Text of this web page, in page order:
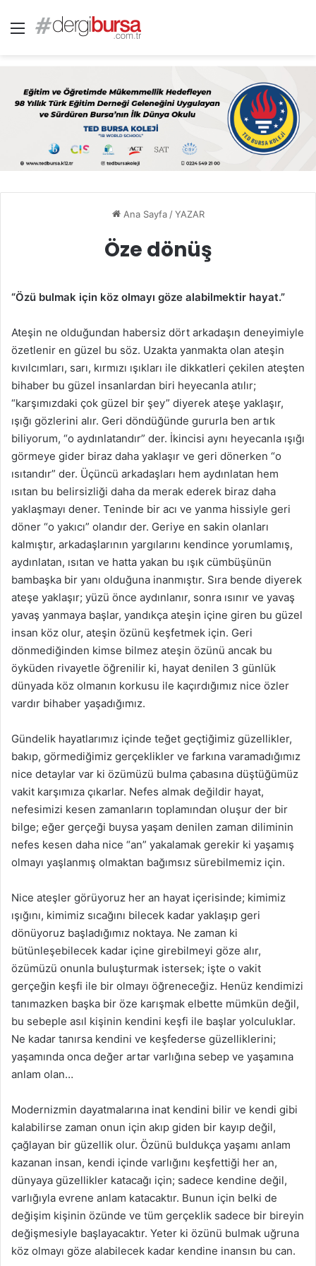
Menü
Ana Sayfa / YAZAR
Öze dönüş
“Özü bulmak için köz olmayı göze alabilmektir hayat.”
Ateşin ne olduğundan habersiz dört arkadaşın deneyimiyle
özetlenir en güzel bu söz. Uzakta yanmakta olan ateşin
kıvılcımları, sarı, kırmızı ışıkları ile dikkatleri çekilen ateşten
bihaber bu güzel insanlardan biri heyecanla atılır;
“karşımızdaki çok güzel bir şey” diyerek ateşe yaklaşır,
ışığı gözlerini alır. Geri döndüğünde gururla ben artık
biliyorum, “o aydınlatandır” der. İkincisi aynı heyecanla ışığı
görmeye gider biraz daha yaklaşır ve geri dönerken “o
ısıtandır” der. Üçüncü arkadaşları hem aydınlatan hem
ısıtan bu belirsizliği daha da merak ederek biraz daha
yaklaşmayı dener. Teninde bir acı ve yanma hissiyle geri
döner “o yakıcı” olandır der. Geriye en sakin olanları
kalmıştır, arkadaşlarının yargılarını kendince yorumlamış,
aydınlatan, ısıtan ve hatta yakan bu ışık cümbüşünün
bambaşka bir yanı olduğuna inanmıştır. Sıra bende diyerek
ateşe yaklaşır; yüzü önce aydınlanır, sonra ısınır ve yavaş
yavaş yanmaya başlar, yandıkça ateşin içine giren bu güzel
insan köz olur, ateşin özünü keşfetmek için. Geri
dönmediğinden kimse bilmez ateşin özünü ancak bu
öyküden rivayetle öğrenilir ki, hayat denilen 3 günlük
dünyada köz olmanın korkusu ile kaçırdığımız nice özler
vardır bihaber yaşadığımız.
Gündelik hayatlarımız içinde teğet geçtiğimiz güzellikler,
bakıp, görmediğimiz gerçeklikler ve farkına varamadığımız
nice detaylar var ki özümüzü bulma çabasına düştüğümüz
vakit karşımıza çıkarlar. Nefes almak değildir hayat,
nefesimizi kesen zamanların toplamından oluşur der bir
bilge; eğer gerçeği buysa yaşam denilen zaman diliminin
nefes kesen daha nice “an” yakalamak gerekir ki yaşamış
olmayı yaşlanmış olmaktan bağımsız sürebilmemiz için.
Nice ateşler görüyoruz her an hayat içerisinde; kimimiz
ışığını, kimimiz sıcağını bilecek kadar yaklaşıp geri
dönüyoruz başladığımız noktaya. Ne zaman ki
bütünleşebilecek kadar içine girebilmeyi göze alır,
özümüzü onunla buluşturmak istersek; işte o vakit
gerçeğin keşfi ile bir olmayı öğreneceğiz. Henüz kendimizi
tanımazken başka bir öze karışmak elbette mümkün değil,
bu sebeple asıl kişinin kendini keşfi ile başlar yolculuklar.
Ne kadar tanırsa kendini ve keşfederse güzelliklerini;
yaşamında onca değer artar varlığına sebep ve yaşamına
anlam olan…
Modernizmin dayatmalarına inat kendini bilir ve kendi gibi
kalabilirse zaman onun için akıp giden bir kayıp değil,
çağlayan bir güzellik olur. Özünü buldukça yaşamı anlam
kazanan insan, kendi içinde varlığını keşfettiği her an,
dünyaya güzellikler katacağı için; sadece kendine değil,
varlığıyla evrene anlam katacaktır. Bunun için belki de
değişim kişinin özünde ve tüm gerçeklik sadece bir bireyin
değişmesiyle başlayacaktır. Yeter ki özünü bulmak uğruna
köz olmayı göze alabilecek kadar kendine inansın bu can.